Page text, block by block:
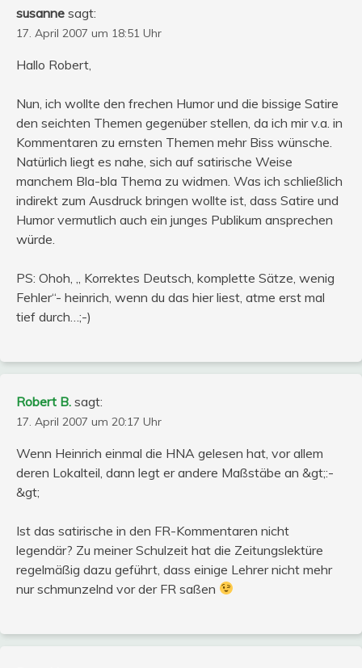
susanne sagt:
17. April 2007 um 18:51 Uhr
Hallo Robert,
Nun, ich wollte den frechen Humor und die bissige Satire
den seichten Themen gegenüber stellen, da ich mir v.a. in
Kommentaren zu ernsten Themen mehr Biss wünsche.
Natürlich liegt es nahe, sich auf satirische Weise
manchem Bla-bla Thema zu widmen. Was ich schließlich
indirekt zum Ausdruck bringen wollte ist, dass Satire und
Humor vermutlich auch ein junges Publikum ansprechen
würde.
PS: Ohoh, „ Korrektes Deutsch, komplette Sätze, wenig
Fehler“- heinrich, wenn du das hier liest, atme erst mal
tief durch…;-)
Robert B. sagt:
17. April 2007 um 20:17 Uhr
Wenn Heinrich einmal die HNA gelesen hat, vor allem
deren Lokalteil, dann legt er andere Maßstäbe an &gt;:-
&gt;
Ist das satirische in den FR-Kommentaren nicht
legendär? Zu meiner Schulzeit hat die Zeitungslektüre
regelmäßig dazu geführt, dass einige Lehrer nicht mehr
nur schmunzelnd vor der FR saßen